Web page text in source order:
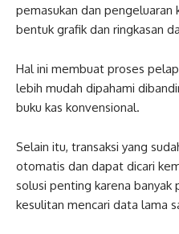
pemasukan dan pengeluaran
bentuk grafik dan ringkasan
Hal ini membuat proses
lebih mudah dipahami
buku kas konvensional.
Selain itu, transaksi yang
otomatis dan dapat dicari
solusi penting karena banyak
kesulitan mencari data lama